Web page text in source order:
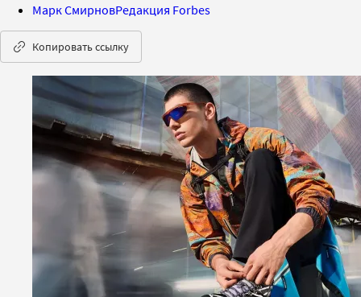
Марк СмирновРедакция Forbes
Копировать ссылку